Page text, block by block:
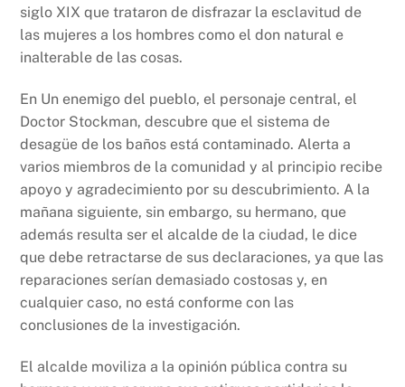
siglo XIX que trataron de disfrazar la esclavitud de
las mujeres a los hombres como el don natural e
inalterable de las cosas.
En Un enemigo del pueblo, el personaje central, el
Doctor Stockman, descubre que el sistema de
desagüe de los baños está contaminado. Alerta a
varios miembros de la comunidad y al principio recibe
apoyo y agradecimiento por su descubrimiento. A la
mañana siguiente, sin embargo, su hermano, que
además resulta ser el alcalde de la ciudad, le dice
que debe retractarse de sus declaraciones, ya que las
reparaciones serían demasiado costosas y, en
cualquier caso, no está conforme con las
conclusiones de la investigación.
El alcalde moviliza a la opinión pública contra su